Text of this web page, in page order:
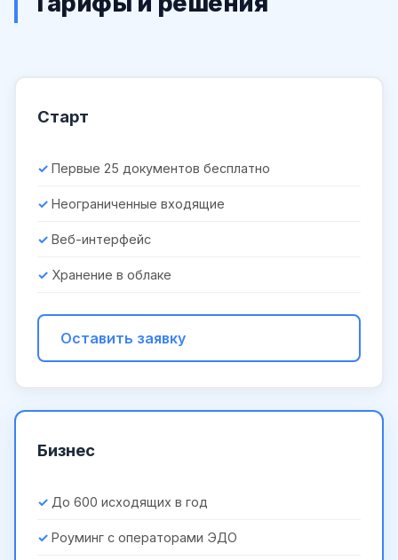
Старт
Первые 25 документов бесплатно
Неограниченные входящие
Веб-интерфейс
Хранение в облаке
Оставить заявку
Бизнес
До 600 исходящих в год
Роуминг с операторами ЭДО